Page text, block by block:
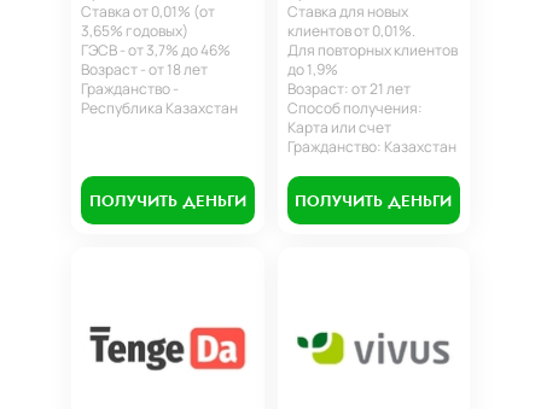
Ставка от 0,01% (от
3,65% годовых)
ГЭСВ - от 3,7% до 46%
Возраст - от 18 лет
Гражданство -
Республика Казахстан
ПОЛУЧИТЬ ДЕНЬГИ
Ставка для новых
клиентов от 0,01%.
Для повторных клиентов
до 1,9%
Возраст: от 21 лет
Способ получения:
Карта или счет
Гражданство: Казахстан
ПОЛУЧИТЬ ДЕНЬГИ